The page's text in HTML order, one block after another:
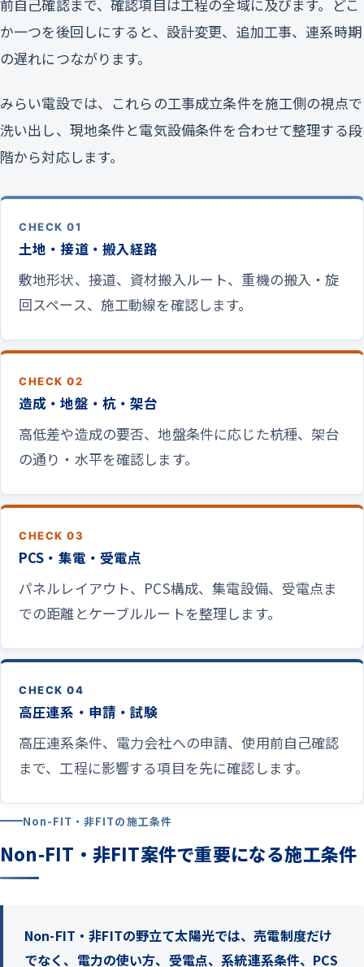
前自己確認まで、確認項目は工程の全域に及びます。どこ
か一つを後回しにすると、設計変更、追加工事、連系時期
の遅れにつながります。
みらい電設では、これらの工事成立条件を施工側の視点で
洗い出し、現地条件と電気設備条件を合わせて整理する段
階から対応します。
CHECK 01
土地・接道・搬入経路
敷地形状、接道、資材搬入ルート、重機の搬入・旋
回スペース、施工動線を確認します。
CHECK 02
造成・地盤・杭・架台
高低差や造成の要否、地盤条件に応じた杭種、架台
の通り・水平を確認します。
CHECK 03
PCS・集電・受電点
パネルレイアウト、PCS構成、集電設備、受電点ま
での距離とケーブルルートを整理します。
CHECK 04
高圧連系・申請・試験
高圧連系条件、電力会社への申請、使用前自己確認
まで、工程に影響する項目を先に確認します。
Non-FIT・非FITの施工条件
Non-FIT・非FIT案件で重要になる施工条件
Non-FIT・非FITの野立て太陽光では、売電制度だけ
でなく、電力の使い方、受電点、系統連系条件、PCS